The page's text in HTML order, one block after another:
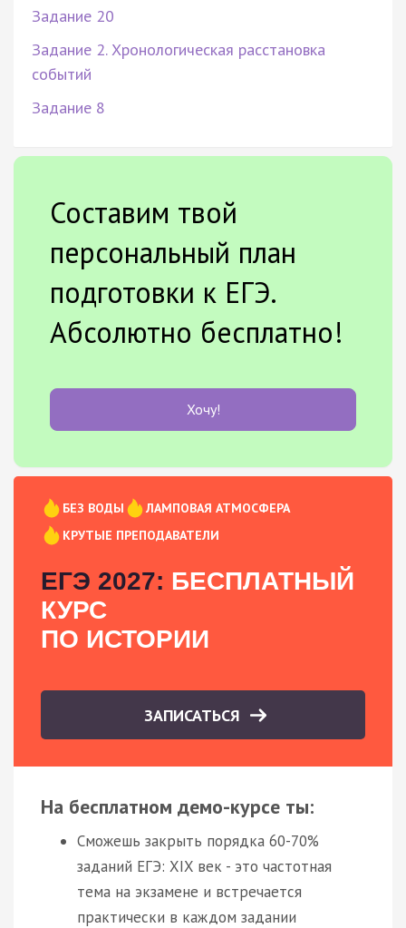
Задание 20
Задание 2. Хронологическая расстановка
событий
Задание 8
Составим твой
персональный план
подготовки к ЕГЭ.
Абсолютно бесплатно!
Хочу!
БЕЗ ВОДЫ
ЛАМПОВАЯ АТМОСФЕРА
КРУТЫЕ ПРЕПОДАВАТЕЛИ
ЕГЭ 2027: БЕСПЛАТНЫЙ
КУРС
ПО ИСТОРИИ
ЗАПИСАТЬСЯ
На бесплатном демо-курсе ты:
Сможешь закрыть порядка 60-70%
заданий ЕГЭ: XIX век - это частотная
тема на экзамене и встречается
практически в каждом задании